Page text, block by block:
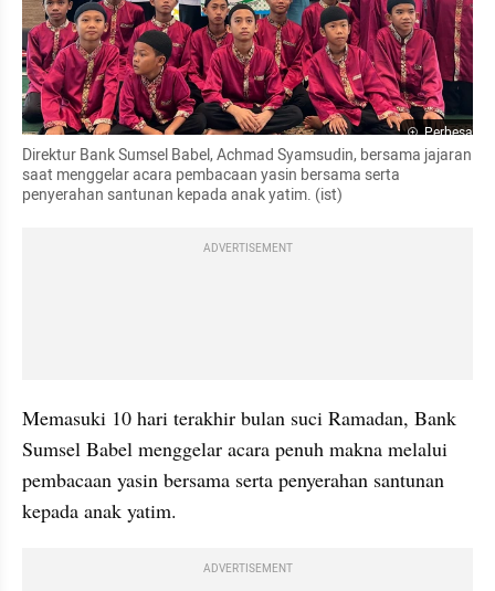
Perbesar
Direktur Bank Sumsel Babel, Achmad Syamsudin, bersama jajaran
saat menggelar acara pembacaan yasin bersama serta
penyerahan santunan kepada anak yatim. (ist)
ADVERTISEMENT
Memasuki 10 hari terakhir bulan suci Ramadan, Bank
Sumsel Babel menggelar acara penuh makna melalui
pembacaan yasin bersama serta penyerahan santunan
kepada anak yatim.
ADVERTISEMENT